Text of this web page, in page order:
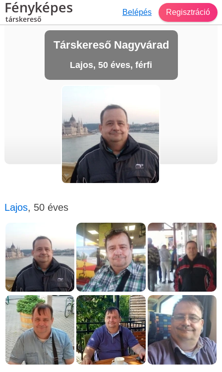
Fényképes
társkereső
Belépés Regisztráció
Társkereső Nagyvárad
Lajos, 50 éves, férfi
Lajos, 50 éves